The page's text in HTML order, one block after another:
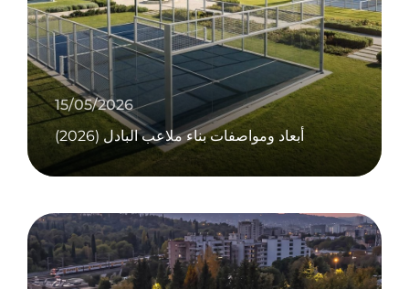
15/05/2026
أبعاد ومواصفات بناء ملاعب البادل (2026)